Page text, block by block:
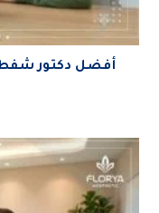
أفضل دكتور شفط